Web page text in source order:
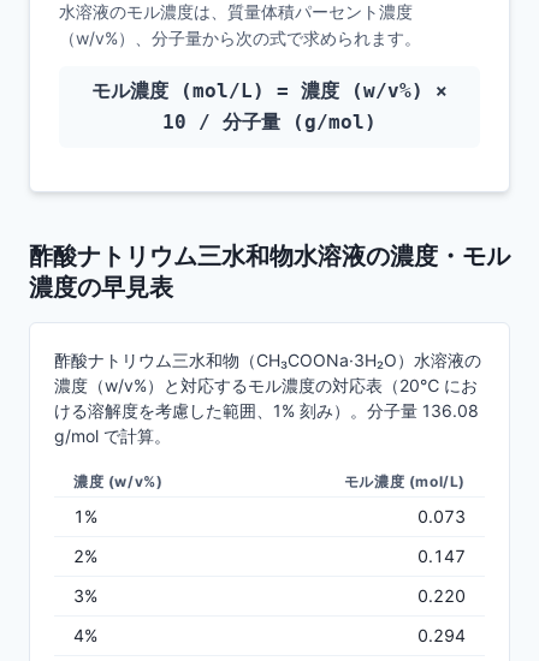
水溶液のモル濃度は、質量体積パーセント濃度
（w/v%）、分子量から次の式で求められます。
モル濃度 (mol/L) = 濃度 (w/v%) ×
10 / 分子量 (g/mol)
酢酸ナトリウム三水和物水溶液の濃度・モル
濃度の早見表
酢酸ナトリウム三水和物（CH₃COONa·3H₂O）水溶液の
濃度（w/v%）と対応するモル濃度の対応表（20℃ にお
ける溶解度を考慮した範囲、1% 刻み）。分子量 136.08
g/mol で計算。
濃度 (w/v%) モル濃度 (mol/L)
1%
0.073
2%
0.147
3%
0.220
4%
0.294